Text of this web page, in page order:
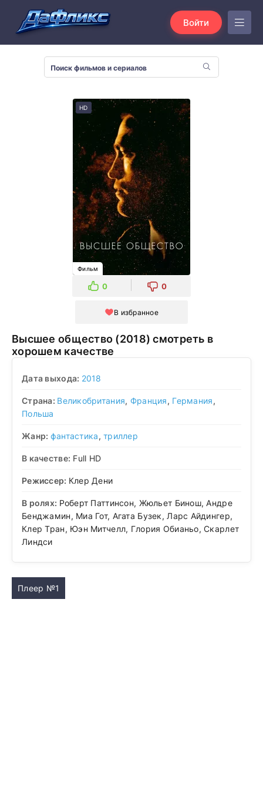
Войти
HD
Фильм
0 0
В избранное
Высшее общество (2018) смотреть в
хорошем качестве
Дата выхода: 2018
Страна: Великобритания, Франция, Германия,
Польша
Жанр: фантастика,триллер
В качестве: Full HD
Режиссер: Клер Дени
В ролях: Роберт Паттинсон, Жюльет Бинош, Андре
Бенджамин, Миа Гот, Агата Бузек, Ларс Айдингер,
Клер Тран, Юэн Митчелл, Глория Обианьо, Скарлет
Линдси
Плеер №1